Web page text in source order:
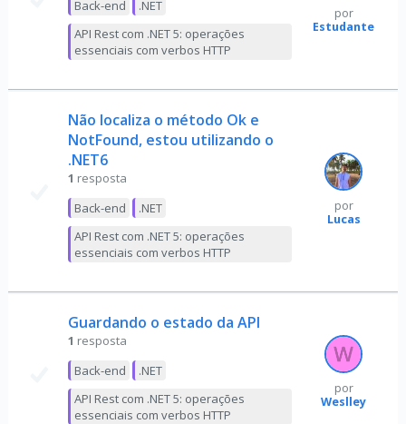
Back-end
.NET
API Rest com .NET 5: operações
essenciais com verbos HTTP
por
Estudante
Não localiza o método Ok e
NotFound, estou utilizando o
.NET6
1 resposta
Back-end
.NET
API Rest com .NET 5: operações
essenciais com verbos HTTP
por
Lucas
Guardando o estado da API
1 resposta
Back-end
.NET
API Rest com .NET 5: operações
essenciais com verbos HTTP
por
Weslley